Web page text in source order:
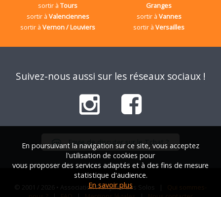
sortir àTours
Granges
sortir à Valenciennes sortir à Vannes
sortir àVernon / Louviers sortir àVersailles
Suivez-nous aussi sur les réseaux sociaux !
Envie de discuter sur le Tchat ?
© 2001 / 2026 • Association Française des Solos | Qui sommes-
En poursuivant la navigation sur ce site, vous acceptez
l'utilisation de cookies pour
vous proposer des services adaptés et à des fins de mesure
statistique d'audience.
En savoir plus